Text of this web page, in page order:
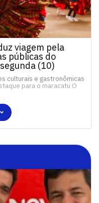
viagem pela
públicas do
(10)
culturais e gastronômicas
para o maracatu O